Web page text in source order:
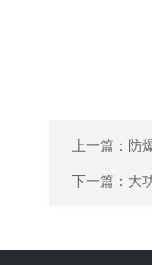
上一篇： 防
下一篇： 大